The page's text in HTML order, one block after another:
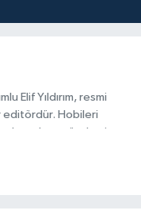
Elif Yıldırım, resmi
editördür. Hobileri
okumak ve gündemi